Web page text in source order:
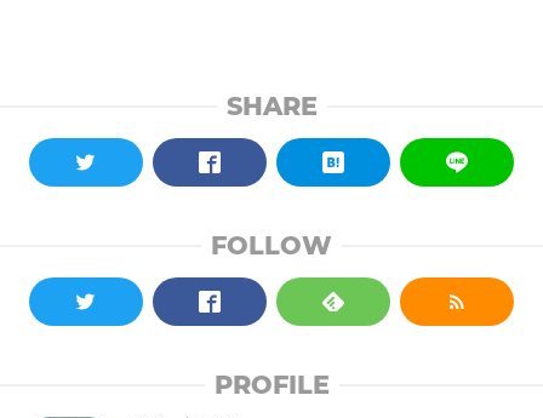
SHARE
FOLLOW
PROFILE